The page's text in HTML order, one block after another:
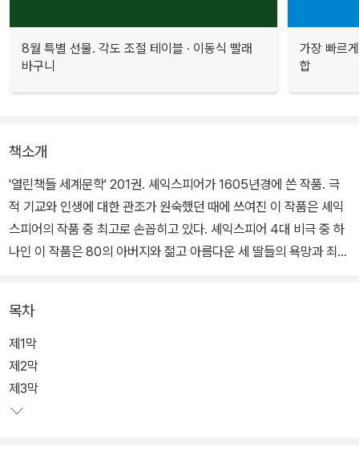
8월 특별 선물. 각도 조절 테이블 · 이동식 빨래
바구니
가장 빠르
합
책소개
'열린책들 세계문학' 201권. 셰익스피어가 1605년경에 쓴 작품. 극
적 기교와 인생에 대한 관조가 원숙했던 때에 쓰여진 이 작품은 셰익
스피어의 작품 중 최고로 손꼽히고 있다. 셰익스피어 4대 비극 중 하
나인 이 작품은 80의 아버지와 젊고 아름다운 세 딸들의 욕망과 죄
늙고 고집 센 왕 리어. 막내딸 코딜리어가 대변하는 그 자신의 영혼으
로부터 고개를 돌린 채, 달콤한 혀에 속아 다른 두 딸 고너릴과 리건에
게 왕국을 물려준다. 그러나 보름도 지나지 않아 그들의 배신으로 집
을 떠나 춥고 어두운 광야에서 비와 천둥에 맞서게 된 그는, 자연의 원
목차
제1막
제2막
제3막